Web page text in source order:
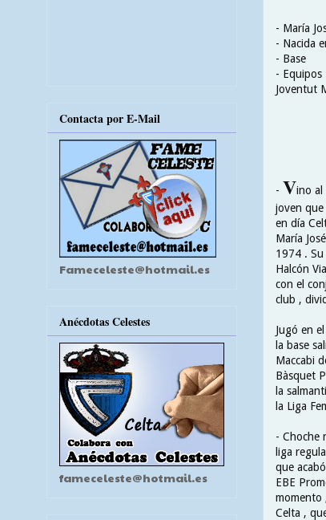
- María
- Nacida
- Base
- Equipos
Joventut
- Vino al
joven que
en día
María
1974 . Su
Halcón
con el
club ,
Jugó en
la base
Maccabi
Bàsquet
la
la Liga
- Choche
liga
que
EBE
momento
Celta ,
Contacta por E-Mail
Fameceleste@hotmail.es
Anécdotas Celestes
fameceleste@hotmail.es